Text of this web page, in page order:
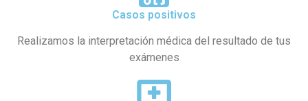
Casos positivos
Realizamos la interpretación médica del resultado de tus
exámenes